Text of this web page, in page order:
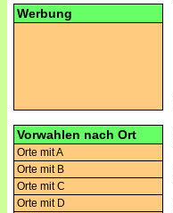
Werbung
Vorwahlen nach Ort
Orte mit A
Orte mit B
Orte mit C
Orte mit D